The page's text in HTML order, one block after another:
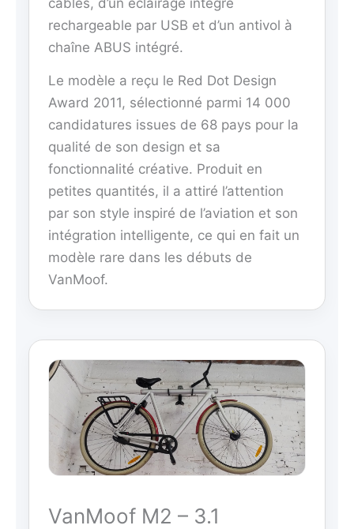
rechargeable par USB et d’un antivol à
chaîne ABUS intégré.
Le modèle a reçu le Red Dot Design
Award 2011, sélectionné parmi 14 000
candidatures issues de 68 pays pour la
qualité de son design et sa
fonctionnalité créative. Produit en
petites quantités, il a attiré l’attention
par son style inspiré de l’aviation et son
intégration intelligente, ce qui en fait un
modèle rare dans les débuts de
VanMoof.
VanMoof M2 – 3.1